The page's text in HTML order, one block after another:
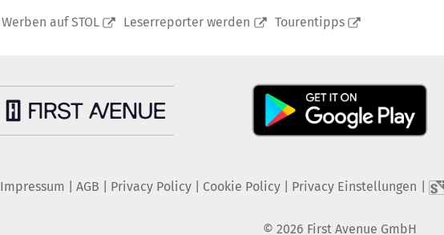
Werben auf STOL Leserreporter werden Tourentipps
Impressum AGB Privacy Policy| Cookie Policy| Privacy Einstellungen
© 2026 First Avenue GmbH